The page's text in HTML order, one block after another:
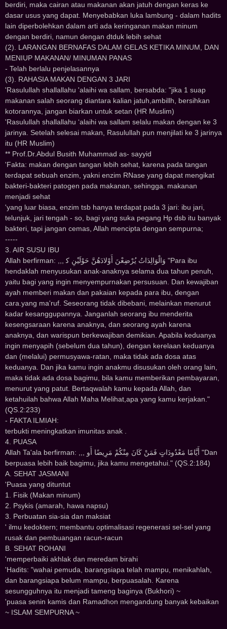
berdiri, maka cairan atau makanan akan jatuh dengan keras ke
dasar usus yang dapat. Menyebabkan luka lambung - dalam hadits
lain diperbolehkan dalam arti ada keringanan makan minum
dengan berdiri, namun dengan dtduk lebih sehat
(2). LARANGAN BERNAFAS DALAM GELAS KETIKA MINUM, DAN
MENIUP MAKANAN/ MINUMAN PANAS
- Telah berlalu penjelasannya
(3). RAHASIA MAKAN DENGAN 3 JARI
'Rasulullah shallallahu 'alaihi wa sallam, bersabda: "jika 1 suap
makanan salah seorang diantara kalian jatuh,ambillh, bersihkan
kotorannya, jangan biarkan untuk setan (HR Muslim)
'Rasulullah shallallahu ‘alaihi wa sallam selalu makan dengan ke 3
jarinya. Setelah selesai makan, Rasulullah pun menjilati ke 3 jarinya
itu (HR Muslim)
** Prof.Dr.Abdul Busith Muhammad as- sayyid
'Fakta: makan dengan tangan lebih sehat, karena pada tangan
terdapat sebuah enzim, yakni enzim RNase yang dapat mengikat
bakteri-bakteri patogen pada makanan, sehingga. makanan
menjadi sehat
'yang luar biasa, enzim tsb hanya terdapat pada 3 jari: ibu jari,
telunjuk, jari tengah - so, bagi yang suka pegang Hp dsb itu banyak
bakteri, tapi jangan cemas, Allah mencipta dengan sempurna;
-----
3. AIR SUSU IBU
Allah berfirman: ,,, ﻭَﺍﻟْﻮَﺍﻟِﺪَﺍﺕُ ﻳُﺮْﺿِﻌْﻦَ ﺃَﻭْﻻﺩَﻫُﻦَّ ﺣَﻮْﻟَﻴْﻦِ ﻛ "Para ibu
hendaklah menyusukan anak-anaknya selama dua tahun penuh,
yaitu bagi yang ingin menyempurnakan persusuan. Dan kewajiban
ayah memberi makan dan pakaian kepada para ibu, dengan
cara.yang ma'ruf. Seseorang tidak dibebani, melainkan menurut
kadar kesanggupannya. Janganlah seorang ibu menderita
kesengsaraan karena anaknya, dan seorang ayah karena
anaknya, dan warispun berkewajiban demikian. Apabila keduanya
ingin menyapih (sebelum dua tahun), dengan kerelaan keduanya
dan (melalui) permusyawa-ratan, maka tidak ada dosa atas
keduanya. Dan jika kamu ingin anakmu disusukan oleh orang lain,
maka tidak ada dosa bagimu, bila kamu memberikan pembayaran,
menurut yang patut. Bertaqwalah kamu kepada Allah, dan
ketahuilah bahwa Allah Maha Melihat,apa yang kamu kerjakan."
(QS.2:233)
- FAKTA ILMIAH:
terbukti meningkatkan imunitas anak .
4. PUASA
Allah Ta'ala berfirman: ,,, ﺃَﻳَّﺎﻣًﺎ ﻣَﻌْﺪُﻭﺩَﺍﺕٍ ﻓَﻤَﻦْ ﻛَﺎﻥَ ﻣِﻨْﻜُﻢْ ﻣَﺮِﻳﻀًﺎ ﺃَﻭ "Dan
berpuasa lebih baik bagimu, jika kamu mengetahui." (QS.2:184)
A. SEHAT JASMANI
'Puasa yang dituntut
1. Fisik (Makan minum)
2. Psykis (amarah, hawa napsu)
3. Perbuatan sia-sia dan maksiat
' ilmu kedoktern; membantu optimalisasi regenerasi sel-sel yang
rusak dan pembuangan racun-racun
B. SEHAT ROHANI
'memperbaiki akhlak dan meredam birahi
'Hadits: "wahai pemuda, barangsiapa telah mampu, menikahlah,
dan barangsiapa belum mampu, berpuasalah. Karena
sesungguhnya itu menjadi tameng baginya (Bukhori) ~
'puasa senin kamis dan Ramadhon mengandung banyak kebaikan
~ ISLAM SEMPURNA ~